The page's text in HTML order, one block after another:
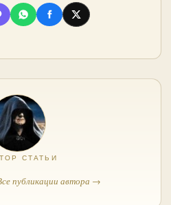
СТАТЬИ
публикации автора →